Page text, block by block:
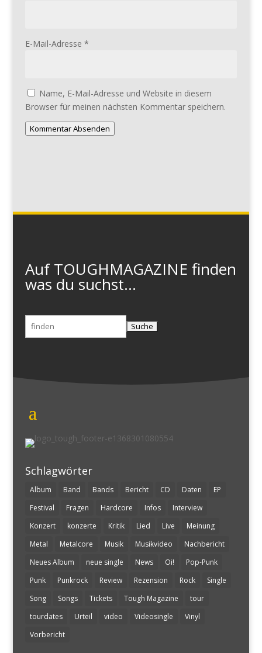
E-Mail-Adresse *
Name, E-Mail-Adresse und Website in diesem
Browser für meinen nächsten Kommentar speichern.
Kommentar Absenden
Auf TOUGHMAGAZINE finden
was du suchst...
Suchen
Schlagwörter
Album Band Bands Bericht CD Daten
EP
Festival
Fragen Hardcore Infos
Interview
Konzert
konzerte Kritik Lied Live
Meinung
Metal
Metalcore Musik Musikvideo
Nachbericht
Neues Album
neue single News Oi!
Pop-Punk
Punk
Punkrock Review Rezension Rock
Single
Song
Songs Tickets Tough Magazine
tour
tourdates
Urteil video Videosingle
Vinyl
Vorbericht